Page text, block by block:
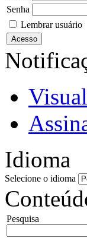
Senha
Lembrar usuário
Idioma
Selecione o idioma
Pesquisa